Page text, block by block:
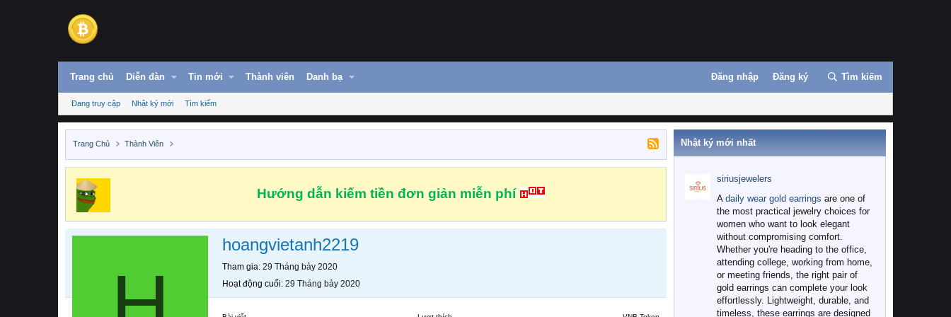
Trang chủ Diễn đàn Tin mới Thành viên Danh bạ Đăng nhập Đăng ký Tìm kiếm
Đang truy cập Nhật ký mới Tìm kiếm
Trang Chủ Thành Viên
Hướng dẫn kiếm tiền đơn giản miễn phí
hoangvietanh2219
Tham gia 29 Tháng bảy 2020
Hoạt động cuối 29 Tháng bảy 2020
Nhật ký mới nhất
siriusjewelers
A daily wear gold earrings are one of
the most practical jewelry choices for
women who want to look elegant
without compromising comfort.
Whether you're heading to the office,
attending college, working from home,
or meeting friends, the right pair of
gold earrings can complete your look
effortlessly. Lightweight, durable, and
timeless, these earrings are designed